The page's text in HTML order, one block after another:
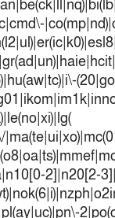
2]|n20[2-